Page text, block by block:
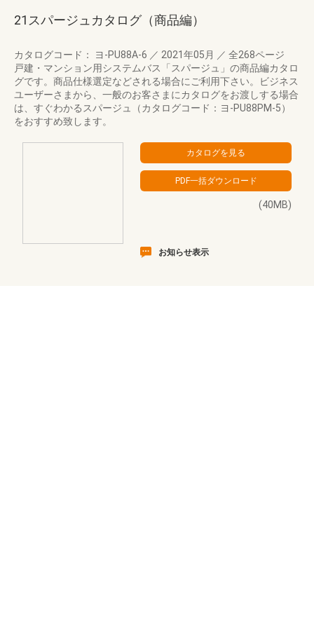
21スパージュカタログ（商品編）
カタログコード： ヨ-PU88A-6 ／ 2021年05月 ／ 全268ページ
戸建・マンション用システムバス「スパージュ」の商品編カタロ
グです。商品仕様選定などされる場合にご利用下さい。ビジネス
ユーザーさまから、一般のお客さまにカタログをお渡しする場合
は、すぐわかるスパージュ（カタログコード：ヨ-PU88PM-5）
をおすすめ致します。
(40MB)
お知らせ表示